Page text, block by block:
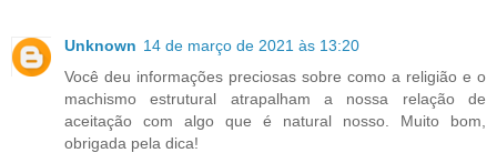
Unknown 14 de março de 2021 às 13:20
Você deu informações preciosas sobre como a religião e o
machismo estrutural atrapalham a nossa relação de
aceitação com algo que é natural nosso. Muito bom,
obrigada pela dica!